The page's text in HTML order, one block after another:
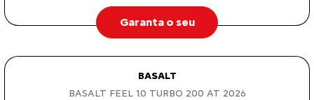
Garanta o seu
BASALT
BASALT FEEL 1.0 TURBO 200 AT 2026